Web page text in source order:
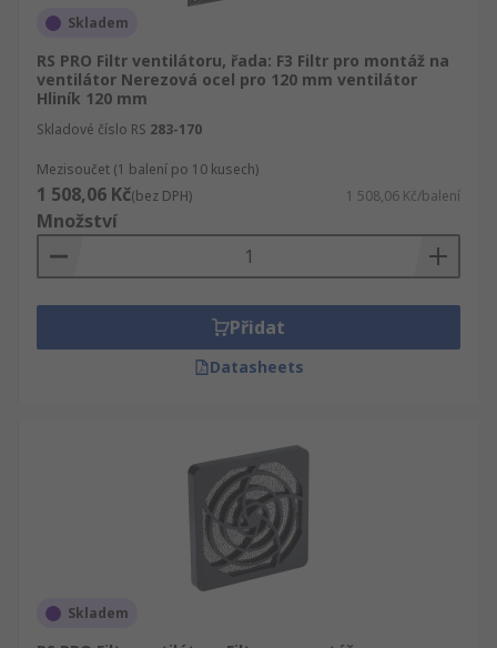
Skladem
RS PRO Filtr ventilátoru, řada: F3 Filtr pro montáž na
ventilátor Nerezová ocel pro 120 mm ventilátor
Hliník 120 mm
Skladové číslo RS 283-170
Mezisoučet (1 balení po 10 kusech)
1 508,06 Kč(bez DPH) 1 508,06 Kč/balení
Množství
Přidat
Datasheets
Skladem